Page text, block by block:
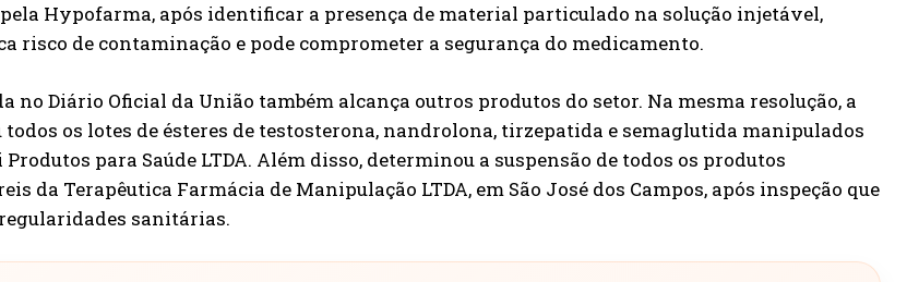
Hypofarma, após identificar a presença de material particulado na solução injetável,
risco de contaminação e pode comprometer a segurança do medicamento.
no Diário Oficial da União também alcança outros produtos do setor. Na mesma resolução, a
todos os lotes de ésteres de testosterona, nandrolona, tirzepatida e semaglutida manipulados
para Saúde LTDA. Além disso, determinou a suspensão de todos os produtos
da Terapêutica Farmácia de Manipulação LTDA, em São José dos Campos, após inspeção que
sanitárias.